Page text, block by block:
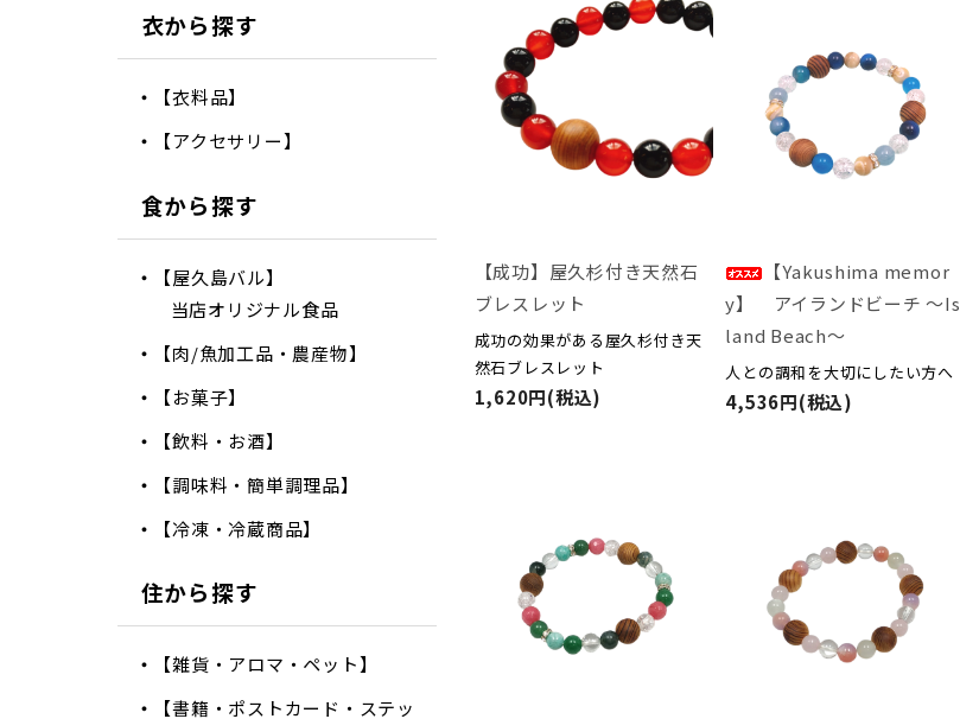
【成功】屋久杉付き天然石
ブレスレット
成功の効果がある屋久杉付き天
然石ブレスレット
1,620円(税込)
【Yakushima memor
y】 アイランドビーチ ～Is
land Beach～
人との調和を大切にしたい方へ
4,536円(税込)
衣から探す
【衣料品】
【アクセサリー】
食から探す
【屋久島バル】
当店オリジナル食品
【肉/魚加工品・農産物】
【お菓子】
【飲料・お酒】
【調味料・簡単調理品】
【冷凍・冷蔵商品】
住から探す
【雑貨・アロマ・ペット】
【書籍・ポストカード・ステッ